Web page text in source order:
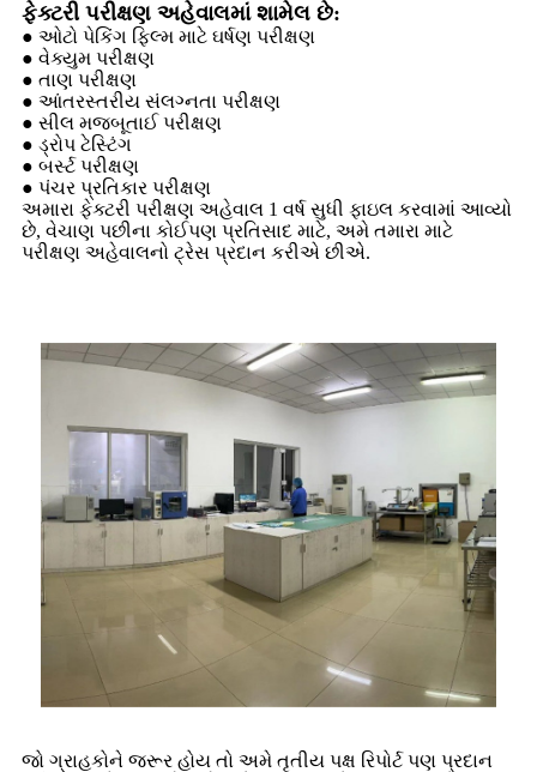
ફેક્ટરી પરીક્ષણ અહેવાલમાં શામેલ છે:
● ઓટો પેકિંગ ફિલ્મ માટે ઘર્ષણ પરીક્ષણ
● વેક્યુમ પરીક્ષણ
● તાણ પરીક્ષણ
● આંતરસ્તરીય સંલગ્નતા પરીક્ષણ
● સીલ મજબૂતાઈ પરીક્ષણ
● ડ્રોપ ટેસ્ટિંગ
● બર્સ્ટ પરીક્ષણ
● પંચર પ્રતિકાર પરીક્ષણ
અમારા ફેક્ટરી પરીક્ષણ અહેવાલ 1 વર્ષ સુધી ફાઇલ કરવામાં આવ્યો
છે, વેચાણ પછીના કોઈપણ પ્રતિસાદ માટે, અમે તમારા માટે
પરીક્ષણ અહેવાલનો ટ્રેસ પ્રદાન કરીએ છીએ.
જો ગ્રાહકોને જરૂર હોય તો અમે તૃતીય પક્ષ રિપોર્ટ પણ પ્રદાન